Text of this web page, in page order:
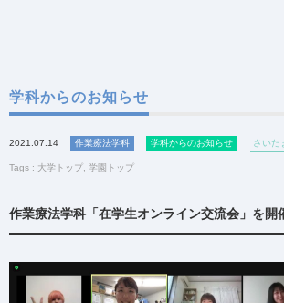
学科からのお知らせ
2021.07.14 作業療法学科 学科からのお知らせ さいた
Tags : 大学トップ 学園トップ
作業療法学科「在学生オンライン交流会」を開